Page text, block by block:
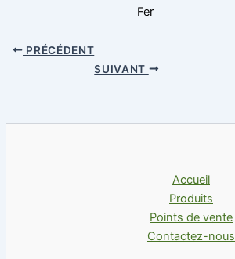
Fer
PRÉCÉDENT
SUIVANT
Accueil
Produits
Points de vente
Contactez-nous